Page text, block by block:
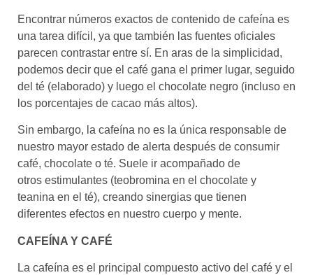
Encontrar números exactos de contenido de cafeína es
una tarea difícil, ya que también las fuentes oficiales
parecen contrastar entre sí. En aras de la simplicidad,
podemos decir que el café gana el primer lugar, seguido
del té (elaborado) y luego el chocolate negro (incluso en
los porcentajes de cacao más altos).
Sin embargo, la cafeína no es la única responsable de
nuestro mayor estado de alerta después de consumir
café, chocolate o té. Suele ir acompañado de
otros estimulantes (teobromina en el chocolate y
teanina en el té), creando sinergias que tienen
diferentes efectos en nuestro cuerpo y mente.
CAFEÍNA Y CAFÉ
La cafeína es el principal compuesto activo del café y el